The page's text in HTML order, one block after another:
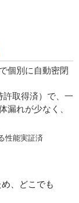
個別に自動密閉
許取得済）で、一
漏れが少なく、
性能実証済
、どこでも